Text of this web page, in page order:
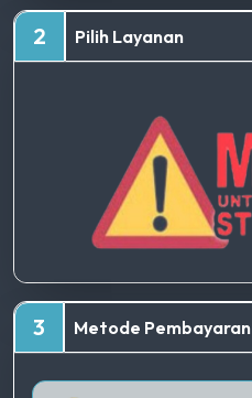
2 Pilih Layanan
3 Metode Pembayaran